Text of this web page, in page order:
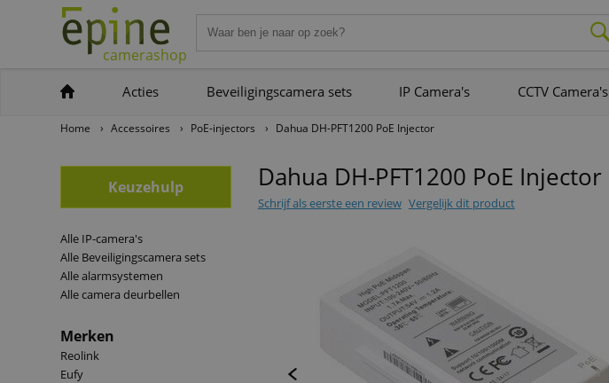
camerashop
Acties Beveiligingscamera sets IP Camera's CCTV Camera's
Home › Accessoires › PoE-injectors › Dahua DH-PFT1200 PoE Injector
Keuzehulp
Alle IP-camera's
Alle Beveiligingscamera sets
Alle alarmsystemen
Alle camera deurbellen
Merken
Reolink
Eufy
Dahua DH-PFT1200 PoE Injector
Schrijf als eerste een review Vergelijk dit product